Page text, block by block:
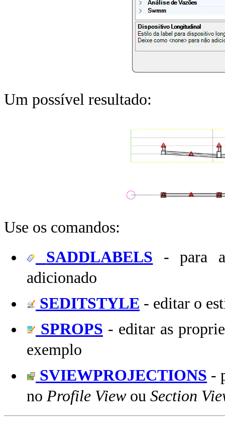
Um possível resultado:
Use os comandos:
SADDLABELS - para
adicionado
SEDITSTYLE - editar o
SPROPS - editar as
exemplo
SVIEWPROJECTIONS -
no Profile View ou Section